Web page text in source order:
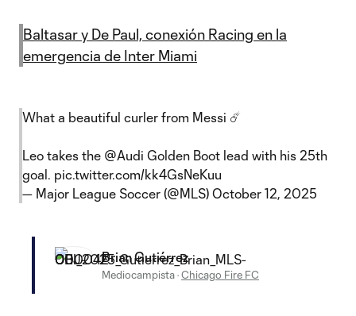
Baltasar y De Paul, conexión Racing en la
emergencia de Inter Miami
What a beautiful curler from Messi ☄️
Leo takes the @Audi Golden Boot lead with his 25th
goal. pic.twitter.com/kk4GsNeKuu
— Major League Soccer (@MLS) October 12, 2025
Brian Gutiérrez
Mediocampista·Chicago Fire FC